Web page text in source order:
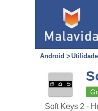
Android
Soft Keys 2 -